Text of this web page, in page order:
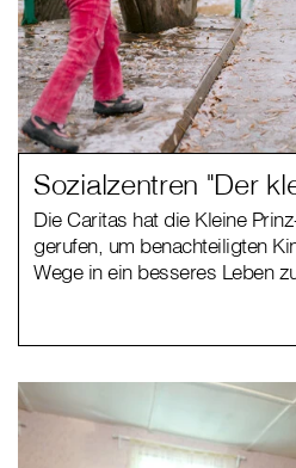
Sozialzentren "Der
Die Caritas hat die Kleine
gerufen, um benachteiligten
Wege in ein besseres Leben